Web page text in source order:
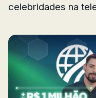
celebridades na